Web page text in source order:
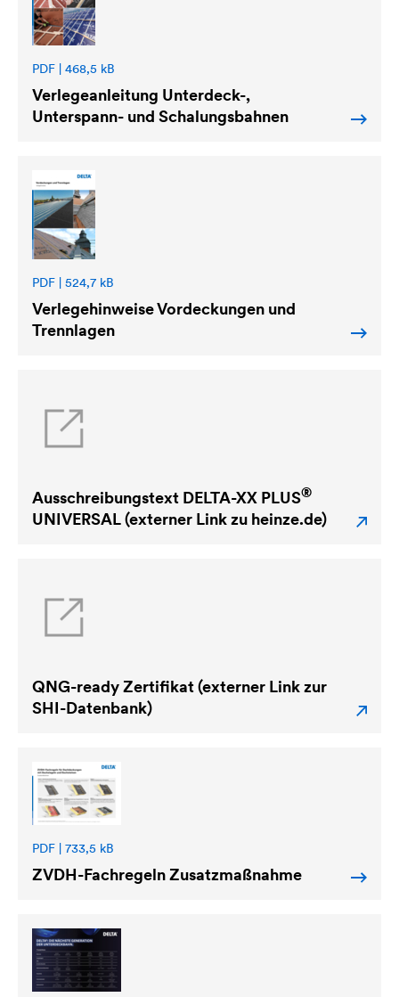
PDF | 468,5 kB
Verlegeanleitung Unterdeck-,
Unterspann- und Schalungsbahnen
PDF | 524,7 kB
Verlegehinweise Vordeckungen und
Trennlagen
Ausschreibungstext DELTA-XX PLUS®
UNIVERSAL (externer Link zu heinze.de)
QNG-ready Zertifikat (externer Link zur
SHI-Datenbank)
PDF | 733,5 kB
ZVDH-Fachregeln Zusatzmaßnahme